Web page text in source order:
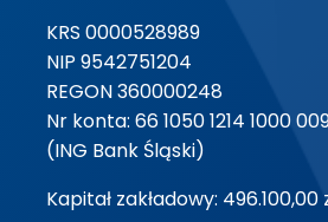
KRS 0000528989
NIP 9542751204
REGON 360000248
Nr konta: 66 1050 1214 1000
(ING Bank Śląski)
Kapitał zakładowy: 496.100,00